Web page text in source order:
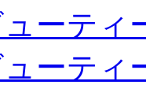
ーティ
ーティ